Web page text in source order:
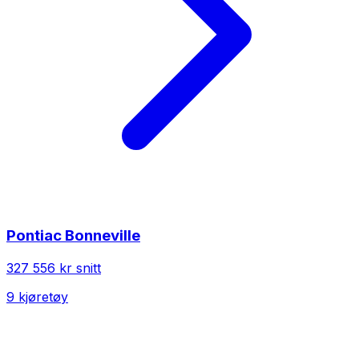
Pontiac Bonneville
327 556 kr snitt
9 kjøretøy